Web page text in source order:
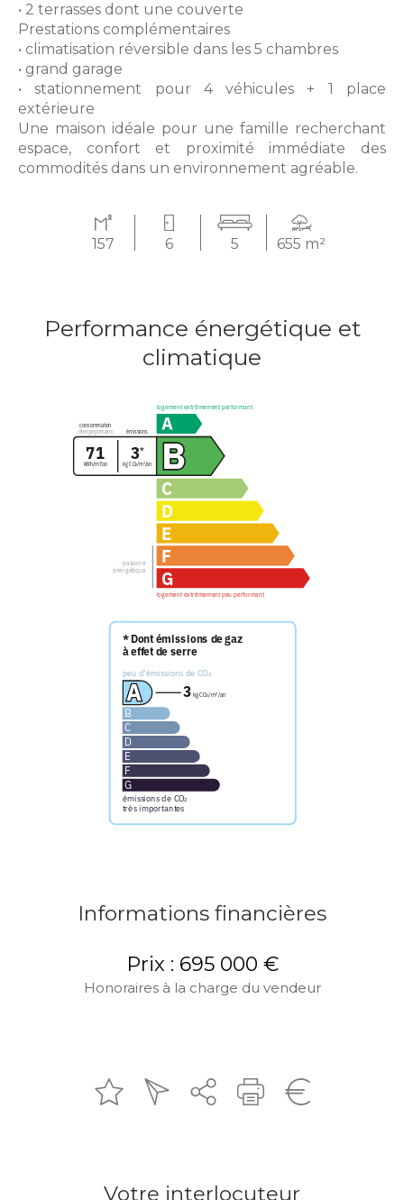
• 2 terrasses dont une couverte
Prestations complémentaires
• climatisation réversible dans les 5 chambres
• grand garage
• stationnement pour 4 véhicules + 1 place
extérieure
Une maison idéale pour une famille recherchant
espace, confort et proximité immédiate des
commodités dans un environnement agréable.
157 6 5 655 m²
Performance énergétique et
climatique
Informations financières
Prix : 695 000 €
Honoraires à la charge du vendeur
Votre interlocuteur